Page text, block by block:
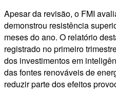
Apesar da revisão, o FMI
demonstrou resistência
meses do ano. O relatório
registrado no primeiro
dos investimentos em
das fontes renováveis de
reduzir parte dos efeitos